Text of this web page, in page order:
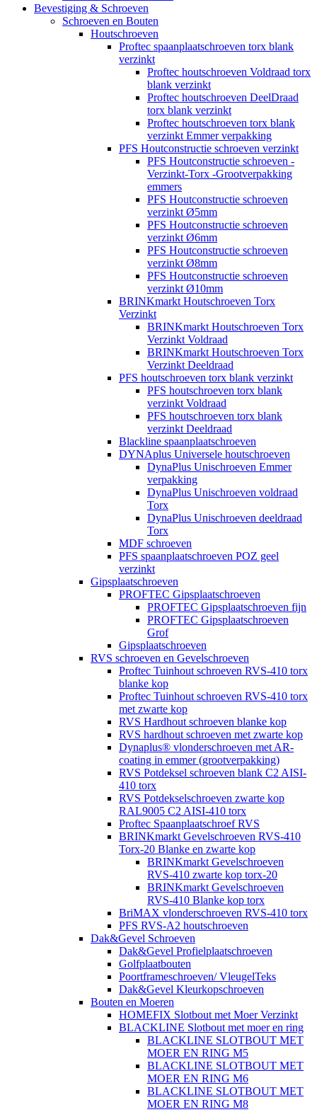
Bevestiging & Schroeven
Schroeven en Bouten
Houtschroeven
Proftec spaanplaatschroeven torx blank
verzinkt
Proftec houtschroeven Voldraad torx
blank verzinkt
Proftec houtschroeven DeelDraad
torx blank verzinkt
Proftec houtschroeven torx blank
verzinkt Emmer verpakking
PFS Houtconstructie schroeven verzinkt
PFS Houtconstructie schroeven -
Verzinkt-Torx -Grootverpakking
emmers
PFS Houtconstructie schroeven
verzinkt Ø5mm
PFS Houtconstructie schroeven
verzinkt Ø6mm
PFS Houtconstructie schroeven
verzinkt Ø8mm
PFS Houtconstructie schroeven
verzinkt Ø10mm
BRINKmarkt Houtschroeven Torx
Verzinkt
BRINKmarkt Houtschroeven Torx
Verzinkt Voldraad
BRINKmarkt Houtschroeven Torx
Verzinkt Deeldraad
PFS houtschroeven torx blank verzinkt
PFS houtschroeven torx blank
verzinkt Voldraad
PFS houtschroeven torx blank
verzinkt Deeldraad
Blackline spaanplaatschroeven
DYNAplus Universele houtschroeven
DynaPlus Unischroeven Emmer
verpakking
DynaPlus Unischroeven voldraad
Torx
DynaPlus Unischroeven deeldraad
Torx
MDF schroeven
PFS spaanplaatschroeven POZ geel
verzinkt
Gipsplaatschroeven
PROFTEC Gipsplaatschroeven
PROFTEC Gipsplaatschroeven fijn
PROFTEC Gipsplaatschroeven
Grof
Gipsplaatschroeven
RVS schroeven en Gevelschroeven
Proftec Tuinhout schroeven RVS-410 torx
blanke kop
Proftec Tuinhout schroeven RVS-410 torx
met zwarte kop
RVS Hardhout schroeven blanke kop
RVS hardhout schroeven met zwarte kop
Dynaplus® vlonderschroeven met AR-
coating in emmer (grootverpakking)
RVS Potdeksel schroeven blank C2 AISI-
410 torx
RVS Potdekselschroeven zwarte kop
RAL9005 C2 AISI-410 torx
Proftec Spaanplaatschroef RVS
BRINKmarkt Gevelschroeven RVS-410
Torx-20 Blanke en zwarte kop
BRINKmarkt Gevelschroeven
RVS-410 zwarte kop torx-20
BRINKmarkt Gevelschroeven
RVS-410 Blanke kop torx
BriMAX vlonderschroeven RVS-410 torx
PFS RVS-A2 houtschroeven
Dak&Gevel Schroeven
Dak&Gevel Profielplaatschroeven
Golfplaatbouten
Poortframeschroeven/ VleugelTeks
Dak&Gevel Kleurkopschroeven
Bouten en Moeren
HOMEFIX Slotbout met Moer Verzinkt
BLACKLINE Slotbout met moer en ring
BLACKLINE SLOTBOUT MET
MOER EN RING M5
BLACKLINE SLOTBOUT MET
MOER EN RING M6
BLACKLINE SLOTBOUT MET
MOER EN RING M8